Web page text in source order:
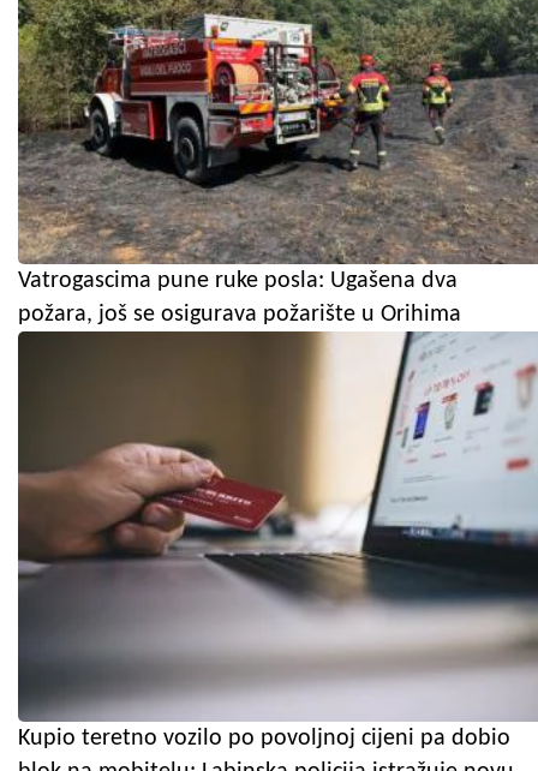
Vatrogascima pune ruke posla: Ugašena dva
požara, još se osigurava požarište u Orihima
Kupio teretno vozilo po povoljnoj cijeni pa dobio